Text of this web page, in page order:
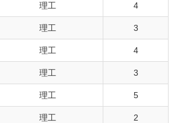
理工 4
理工 3
理工 4
理工 3
理工 5
理工 2